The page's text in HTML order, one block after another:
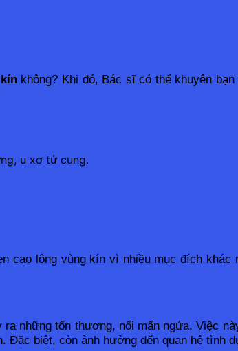
không? Khi đó, Bác sĩ có thể khuyên
u xơ tử cung.
cạo lông vùng kín vì nhiều mục đích khác
những tổn thương, nổi mẩn ngứa. Việc
Đặc biệt, còn ảnh hưởng đến quan hệ tình